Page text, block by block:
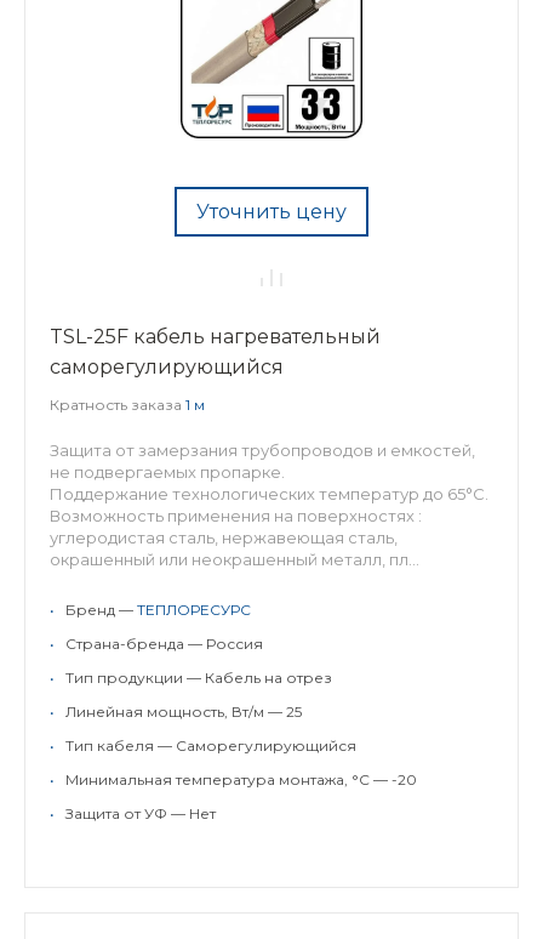
Уточнить цену
TSL-25F кабель нагревательный
саморегулирующийся
Кратность заказа 1 м
Защита от замерзания трубопроводов и емкостей,
не подвергаемых пропарке.
Поддержание технологических температур до 65°С.
Возможность применения на поверхностях :
углеродистая сталь, нержавеющая сталь,
окрашенный или неокрашенный металл, пл...
• Бренд — ТЕПЛОРЕСУРС
•
Страна-бренда — Россия
•
Тип продукции — Кабель на отрез
•
Линейная мощность, Вт/м — 25
•
Тип кабеля — Саморегулирующийся
•
Минимальная температура монтажа, °C — -20
•
Защита от УФ — Нет